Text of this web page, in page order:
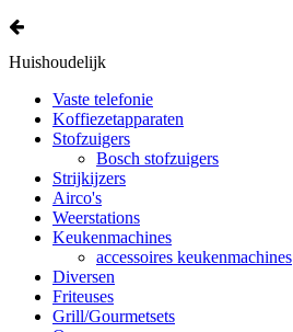
Huishoudelijk
Vaste telefonie
Koffiezetapparaten
Stofzuigers
Bosch stofzuigers
Strijkijzers
Airco's
Weerstations
Keukenmachines
accessoires keukenmachines
Diversen
Friteuses
Grill/Gourmetsets